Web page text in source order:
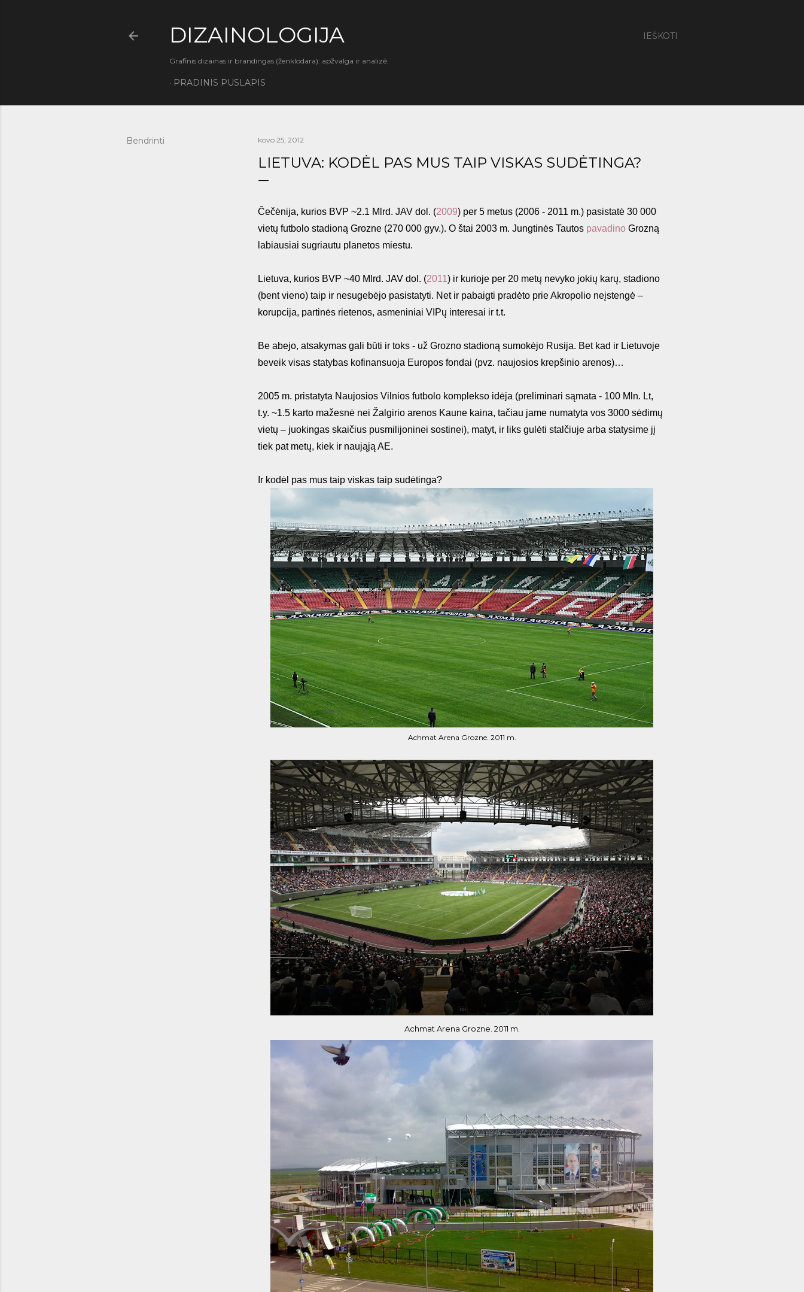
IEŠKOTI
DIZAINOLOGIJA
Grafinis dizainas ir brandingas (ženklodara): apžvalga ir analizė.
PRADINIS PUSLAPIS
Bendrinti kovo 25, 2012
LIETUVA: KODĖL PAS MUS TAIP VISKAS SUDĖTINGA?
Čečėnija, kurios BVP ~2.1 Mlrd. JAV dol. (2009) per 5 metus (2006 - 2011 m.) pasistatė 30 000
vietų futbolo stadioną Grozne (270 000 gyv.). O štai 2003 m. Jungtinės Tautos pavadino Grozną
labiausiai sugriautu planetos miestu.
Lietuva, kurios BVP ~40 Mlrd. JAV dol. (2011) ir kurioje per 20 metų nevyko jokių karų, stadiono
(bent vieno) taip ir nesugebėjo pasistatyti. Net ir pabaigti pradėto prie Akropolio neįstengė –
korupcija, partinės rietenos, asmeniniai VIPų interesai ir t.t.
Be abejo, atsakymas gali būti ir toks - už Grozno stadioną sumokėjo Rusija. Bet kad ir Lietuvoje
beveik visas statybas kofinansuoja Europos fondai (pvz. naujosios krepšinio arenos)…
2005 m. pristatyta Naujosios Vilnios futbolo komplekso idėja (preliminari sąmata - 100 Mln. Lt,
t.y. ~1.5 karto mažesnė nei Žalgirio arenos Kaune kaina, tačiau jame numatyta vos 3000 sėdimų
vietų – juokingas skaičius pusmilijoninei sostinei), matyt, ir liks gulėti stalčiuje arba statysime jį
tiek pat metų, kiek ir naująją AE.
Ir kodėl pas mus taip viskas taip sudėtinga?
Achmat Arena Grozne. 2011 m.
Achmat Arena Grozne. 2011 m.